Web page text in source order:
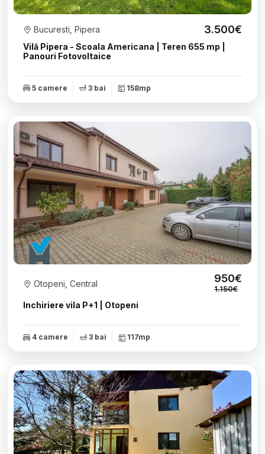
Vilă Pipera - Scoala Americana | Teren 655 mp |
Panouri Fotovoltaice
Bucuresti, Pipera 3.500€
5 camere 3 bai 158mp
Inchiriere vila P+1 | Otopeni
Otopeni, Central 950€
1.150€
4 camere 3 bai 117mp